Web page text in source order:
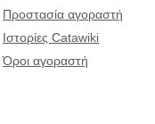
Προστασία αγοραστή
Ιστορίες Catawiki
Όροι αγοραστή